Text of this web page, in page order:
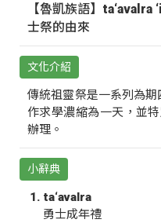
【魯凱族語】
士祭的由來
文化介紹
傳統祖靈祭是一系列為
作求學濃縮為一天，並
辦理。
小辭典
ta‘avalra
勇士成年禮